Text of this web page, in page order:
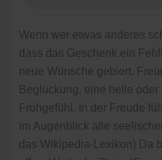
Wenn wer etwas anderes
dass das Geschenk ein
neue Wünsche gebiert.
Beglückung, eine helle
Frohgefühl. In der Freude
im Augenblick alle
das Wikipedia-Lexikon) Da